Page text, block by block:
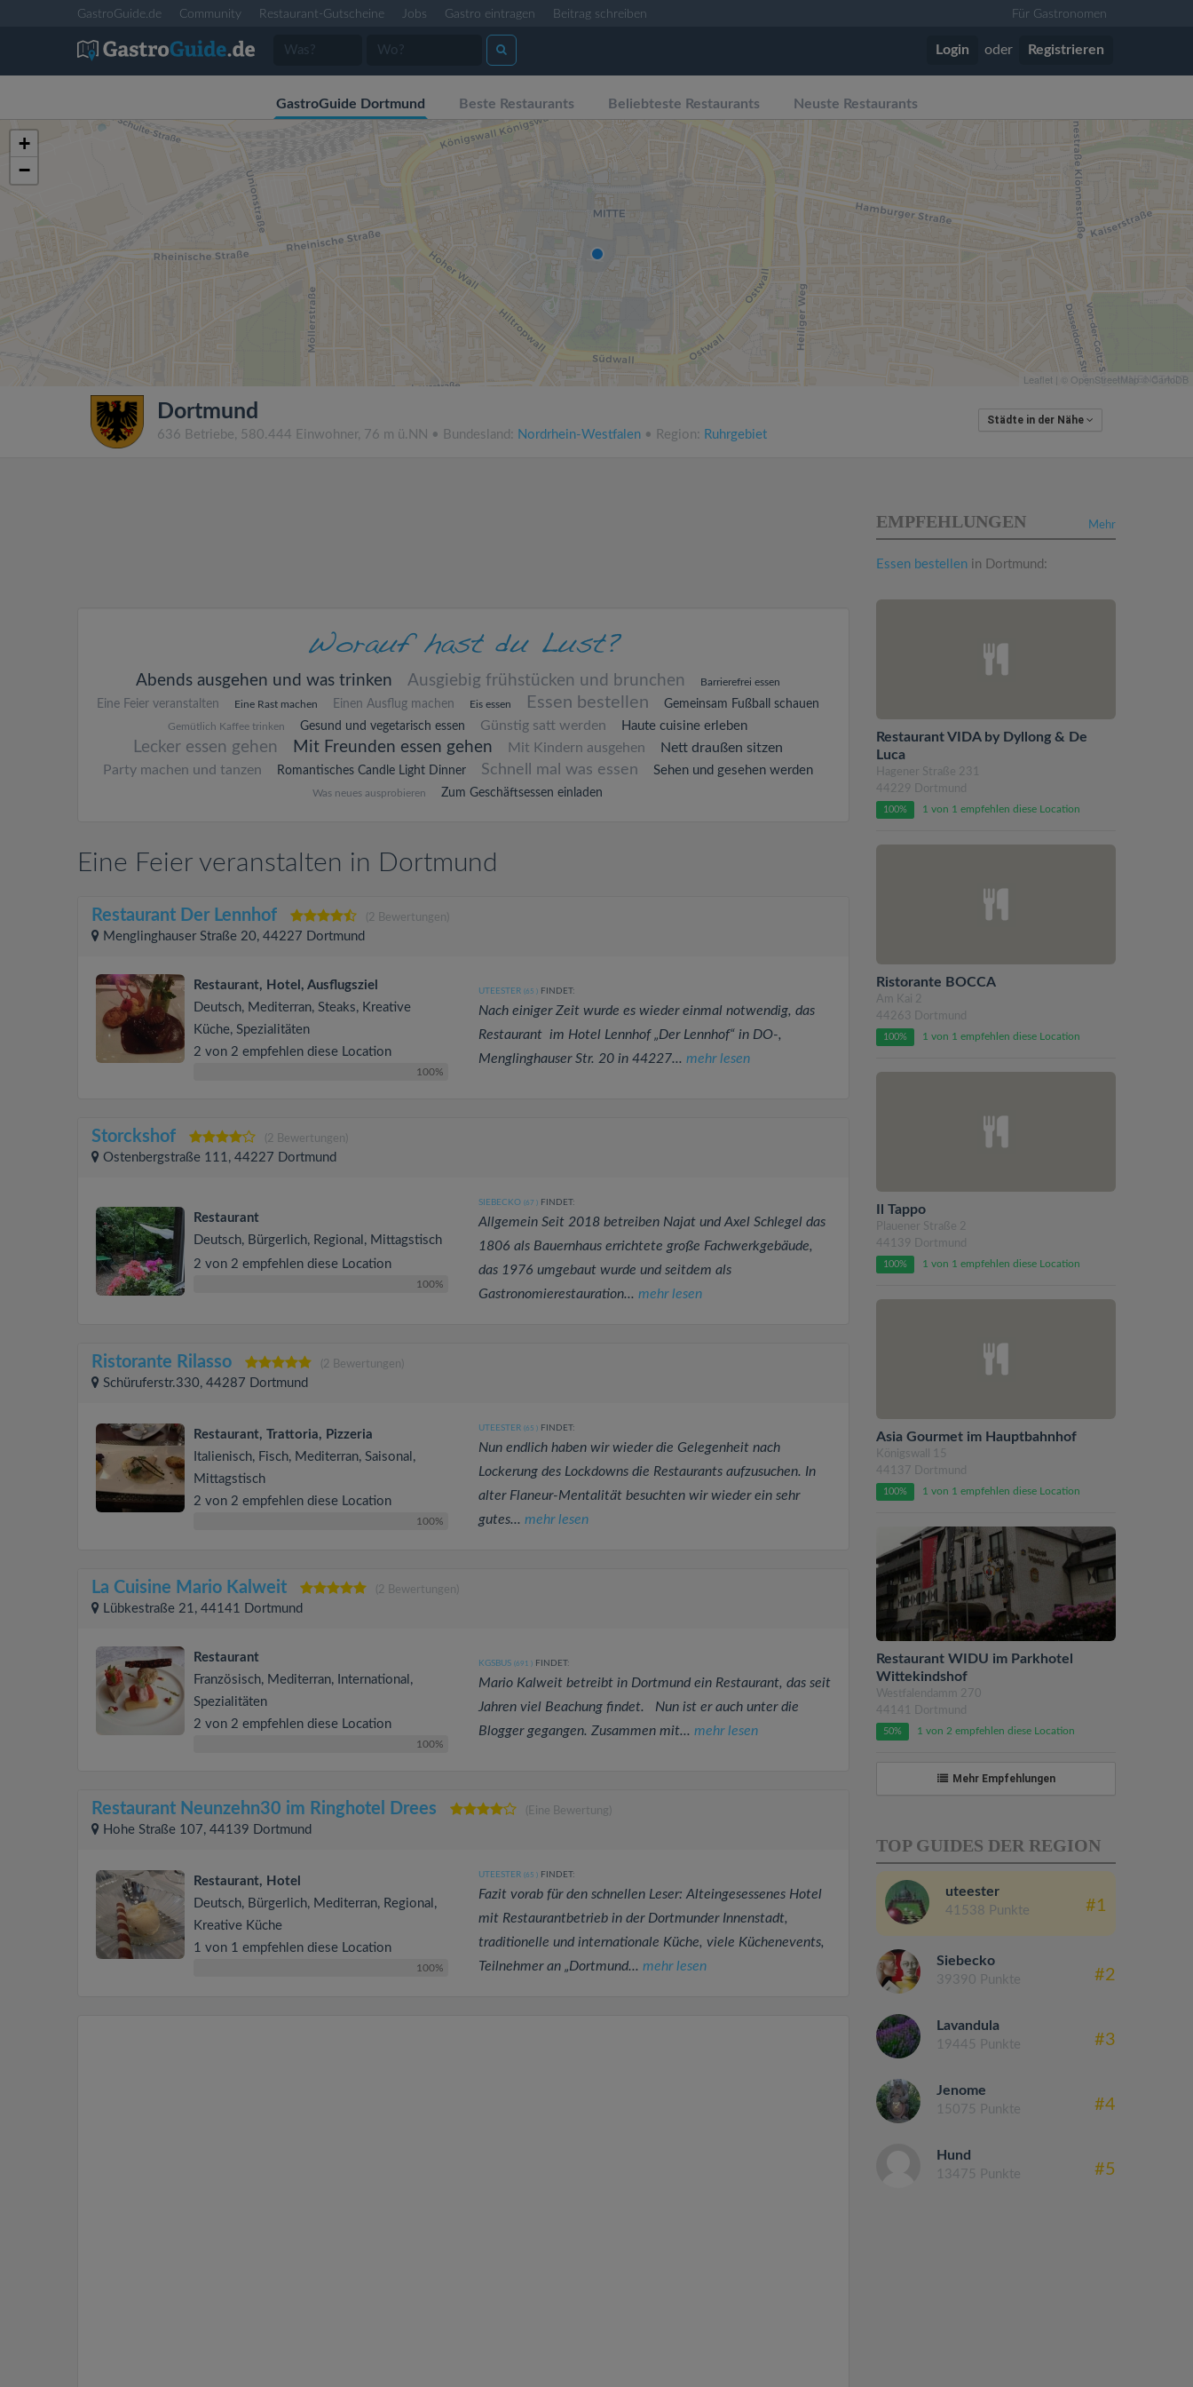
GastroGuide.de Community Restaurant-Gutscheine Jobs Gastro eintragen Beitrag schreiben Für Gastronomen
Login oder Registrieren
GastroGuide Dortmund Beste Restaurants Beliebteste Restaurants Neuste Restaurants
+
−
Leaflet | © OpenStreetMap © CartoDB
Dortmund
636 Betriebe, 580.444 Einwohner, 76 m ü.NN • Bundesland: Nordrhein-Westfalen • Region: Ruhrgebiet
Städte in der Nähe
Abends ausgehen und was trinken Ausgiebig frühstücken und brunchen Barrierefrei essen
Eine Feier veranstalten Eine Rast machen Einen Ausflug machen Eis essen Essen bestellen Gemeinsam Fußball schauen
Gemütlich Kaffee trinken Gesund und vegetarisch essen Günstig satt werden Haute cuisine erleben
Lecker essen gehen Mit Freunden essen gehen Mit Kindern ausgehen
Nett draußen sitzen
Party machen und tanzen
Romantisches Candle Light Dinner Schnell mal was essen Sehen und gesehen werden
Was neues ausprobieren Zum Geschäftsessen einladen
Eine Feier veranstalten in Dortmund
Restaurant Der Lennhof (2 Bewertungen)
Menglinghauser Straße 20, 44227 Dortmund
Restaurant, Hotel, Ausflugsziel
Deutsch, Mediterran, Steaks, Kreative
Küche, Spezialitäten
2 von 2 empfehlen diese Location
100%
UTEESTER (65 )FINDET:
Nach einiger Zeit wurde es wieder einmal notwendig, das
Restaurant im Hotel Lennhof „Der Lennhof“ in DO-,
Menglinghauser Str. 20 in 44227... mehr lesen
Storckshof (2 Bewertungen)
Ostenbergstraße 111, 44227 Dortmund
Restaurant
Deutsch, Bürgerlich, Regional, Mittagstisch
2 von 2 empfehlen diese Location
100%
SIEBECKO (67 )FINDET:
Allgemein Seit 2018 betreiben Najat und Axel Schlegel das
1806 als Bauernhaus errichtete große Fachwerkgebäude,
das 1976 umgebaut wurde und seitdem als
Gastronomierestauration... mehr lesen
Ristorante Rilasso (2 Bewertungen)
Schüruferstr.330, 44287 Dortmund
Restaurant, Trattoria, Pizzeria
Italienisch, Fisch, Mediterran, Saisonal,
Mittagstisch
2 von 2 empfehlen diese Location
100%
UTEESTER (65 )FINDET:
Nun endlich haben wir wieder die Gelegenheit nach
Lockerung des Lockdowns die Restaurants aufzusuchen. In
alter Flaneur-Mentalität besuchten wir wieder ein sehr
gutes... mehr lesen
La Cuisine Mario Kalweit (2 Bewertungen)
Lübkestraße 21, 44141 Dortmund
Restaurant
Französisch, Mediterran, International,
Spezialitäten
2 von 2 empfehlen diese Location
100%
KGSBUS (691 )FINDET:
Mario Kalweit betreibt in Dortmund ein Restaurant, das seit
Jahren viel Beachung findet. Nun ist er auch unter die
Blogger gegangen. Zusammen mit... mehr lesen
Restaurant Neunzehn30 im Ringhotel Drees (Eine Bewertung)
Hohe Straße 107, 44139 Dortmund
Restaurant, Hotel
Deutsch, Bürgerlich, Mediterran, Regional,
Kreative Küche
1 von 1 empfehlen diese Location
100%
UTEESTER (65 )FINDET:
Fazit vorab für den schnellen Leser: Alteingesessenes Hotel
mit Restaurantbetrieb in der Dortmunder Innenstadt,
traditionelle und internationale Küche, viele Küchenevents,
Teilnehmer an „Dortmund... mehr lesen
Mehr
EMPFEHLUNGEN
Essen bestellen in Dortmund:
Restaurant VIDA by Dyllong & De
Luca
Hagener Straße 231
44229 Dortmund
100% 1 von 1 empfehlen diese Location
Ristorante BOCCA
Am Kai 2
44263 Dortmund
100% 1 von 1 empfehlen diese Location
Il Tappo
Plauener Straße 2
44139 Dortmund
100% 1 von 1 empfehlen diese Location
Asia Gourmet im Hauptbahnhof
Königswall 15
44137 Dortmund
100% 1 von 1 empfehlen diese Location
Restaurant WIDU im Parkhotel
Wittekindshof
Westfalendamm 270
44141 Dortmund
50% 1 von 2 empfehlen diese Location
Mehr Empfehlungen
TOP GUIDES DER REGION
uteester
41538 Punkte #1
Siebecko
39390 Punkte #2
Lavandula
19445 Punkte #3
Jenome
15075 Punkte #4
Hund
13475 Punkte #5